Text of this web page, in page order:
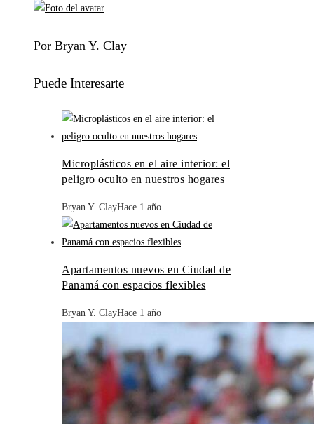
Por Bryan Y. Clay
Puede Interesarte
Microplásticos en el aire interior: el
peligro oculto en nuestros hogares
Bryan Y. ClayHace 1 año
Apartamentos nuevos en Ciudad de
Panamá con espacios flexibles
Bryan Y. ClayHace 1 año